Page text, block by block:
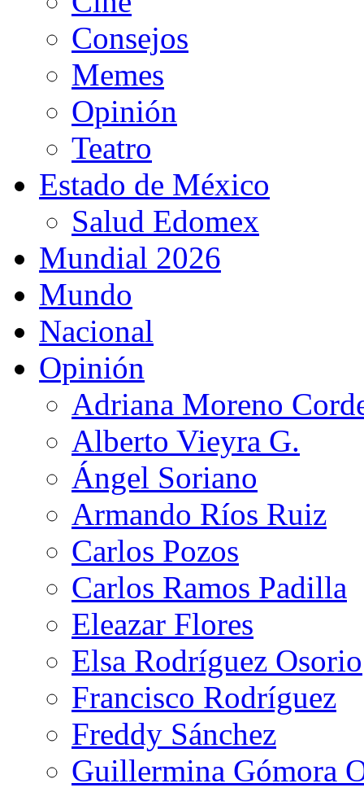
Consejos
Memes
Opinión
Teatro
Estado de México
Salud Edomex
Mundial 2026
Mundo
Nacional
Opinión
Adriana Moreno
Alberto Vieyra G.
Ángel Soriano
Armando Ríos Ruiz
Carlos Pozos
Carlos Ramos Padilla
Eleazar Flores
Elsa Rodríguez Osorio
Francisco Rodríguez
Freddy Sánchez
Guillermina Gómora